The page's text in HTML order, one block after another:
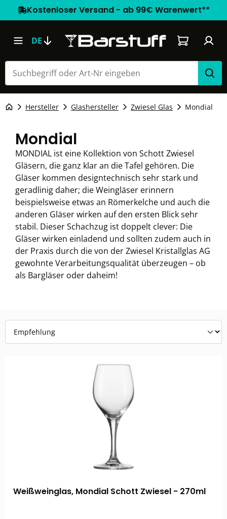
Kostenloser Versand - ab 99€ Warenwert**
DE Warenkorb
Hersteller Glashersteller Zwiesel Glas Mondial
Mondial
MONDIAL ist eine Kollektion von Schott Zwiesel
Gläsern, die ganz klar an die Tafel gehören. Die
Gläser kommen designtechnisch sehr stark und
geradlinig daher; die Weingläser erinnern
beispielsweise etwas an Römerkelche und auch die
anderen Gläser wirken auf den ersten Blick sehr
stabil. Dieser Schachzug ist doppelt clever: Die
Gläser wirken einladend und sollten zudem auch in
der Praxis durch die von der Zwiesel Kristallglas AG
gewohnte Verarbeitungsqualität überzeugen – ob
als Bargläser oder daheim!
Weißweinglas, Mondial Schott Zwiesel - 270ml